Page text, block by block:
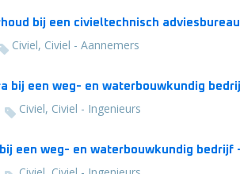
bij een civieltechnisch
Civiel, Civiel - Aannemers
bij een weg- en waterbouwkundig
Civiel, Civiel - Ingenieurs
een weg- en waterbouwkundig bedrijf